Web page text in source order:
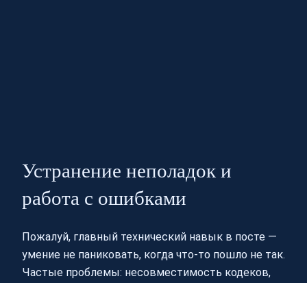
Устранение неполадок и
работа с ошибками
Пожалуй, главный технический навык в посте —
умение не паниковать, когда что-то пошло не так.
Частые проблемы: несовместимость кодеков,